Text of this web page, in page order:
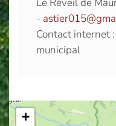
+
-
Contact internet
municipal